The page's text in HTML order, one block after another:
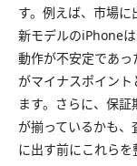
す。例えば、市場
新モデルのiPhoneは
動作が不安定であ
がマイナスポイン
ます。さらに、保
が揃っているかも
に出す前にこれらを